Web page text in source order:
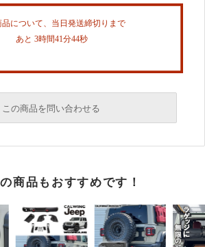
品について、当日発送締切りまで
あと 3時間41分43秒
この商品を問い合わせる
必須
商品もおすすめです！